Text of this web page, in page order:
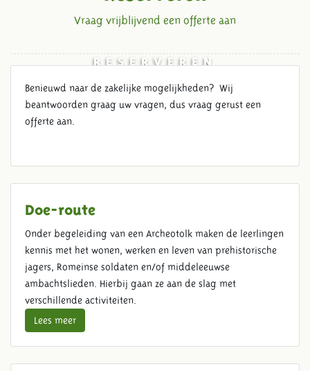
RESERVEREN
Vraag vrijblijvend een offerte aan
Benieuwd naar de zakelijke mogelijkheden? Wij
beantwoorden graag uw vragen, dus vraag gerust een
offerte aan.
Doe-route
Onder begeleiding van een Archeotolk maken de leerlingen
kennis met het wonen, werken en leven van prehistorische
jagers, Romeinse soldaten en/of middeleeuwse
ambachtslieden. Hierbij gaan ze aan de slag met
verschillende activiteiten.
Lees meer